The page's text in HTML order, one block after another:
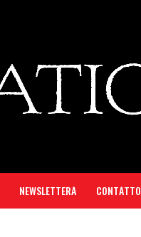
NEWSLETTERA CONTATTO